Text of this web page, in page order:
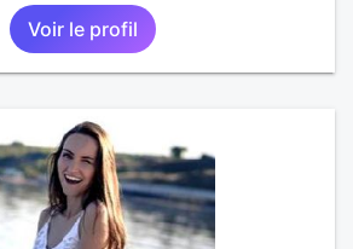
Voir le profil